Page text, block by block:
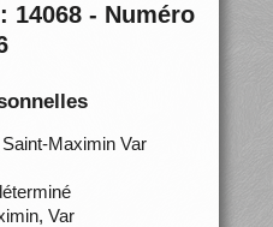
14068 - Numéro
Saint-Maximin Var
Var